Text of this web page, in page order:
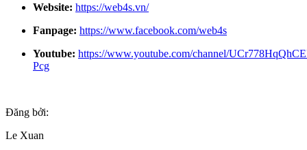
Website: https://web4s.vn/
Fanpage: https://www.facebook.com/web4s
Youtube: https://www.youtube.com/channel/
Pcg
Đăng bởi:
Le Xuan